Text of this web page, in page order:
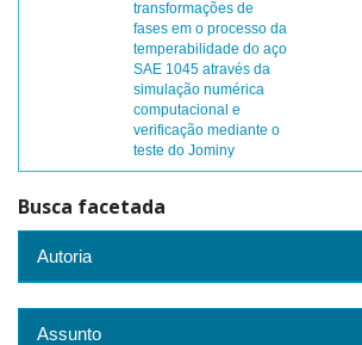
transformações de
fases em o processo da
temperabilidade do aço
SAE 1045 através da
simulação numérica
computacional e
verificação mediante o
teste do Jominy
Busca facetada
Autoria
Assunto